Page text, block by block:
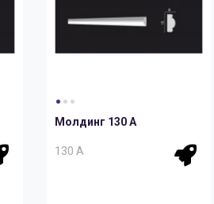
Молдинг 130 A
130 A